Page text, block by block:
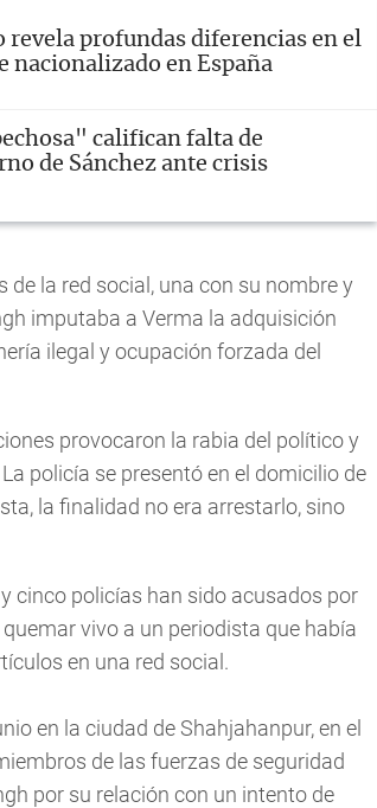
revela profundas diferencias en el
nacionalizado en España
califican falta de
de Sánchez ante crisis
de la red social, una con su nombre y
imputaba a Verma la adquisición
ilegal y ocupación forzada del
provocaron la rabia del político y
policía se presentó en el domicilio de
la finalidad no era arrestarlo, sino
cinco policías han sido acusados por
vivo a un periodista que había
en una red social.
en la ciudad de Shahjahanpur, en el
de las fuerzas de seguridad
por su relación con un intento de